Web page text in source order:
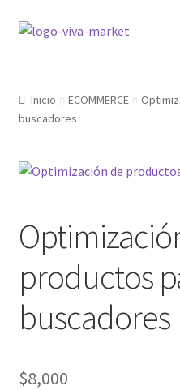
Ir
Ir
WORDPRESS
ECOMMERCE
CURSOS
MI COMPRA
Inicio ECOMMERCE
buscadores
productos
buscadores
$8,000